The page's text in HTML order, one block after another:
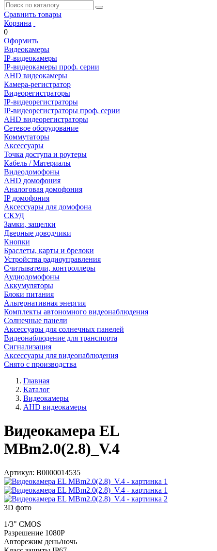
Сравнить товары
Корзина
0
Оформить
Видеокамеры
IP-видеокамеры
IP-видеокамеры проф. серии
AHD видеокамеры
Камера-регистратор
Видеорегистраторы
IP-видеорегистраторы
IP-видеорегистраторы проф. серии
AHD видеорегистраторы
Сетевое оборудование
Коммутаторы
Аксессуары
Точка доступа и роутеры
Кабель / Материалы
Видеодомофоны
AHD домофония
Аналоговая домофония
IP домофония
Аксессуары для домофона
СКУД
Замки, защелки
Дверные доводчики
Кнопки
Браслеты, карты и брелоки
Устройства радиоуправления
Считыватели, контроллеры
Аудиодомофоны
Аккумуляторы
Блоки питания
Альтернативная энергия
Комплекты автономного видеонаблюдения
Солнечные панели
Аксессуары для солнечных панелей
Видеонаблюдение для транспорта
Сигнализация
Аксессуары для видеонаблюдения
Снято с производства
Главная
Каталог
Видеокамеры
AHD видеокамеры
Видеокамера EL
MBm2.0(2.8)_V.4
Артикул: В0000014535
3D фото
1/3" CMOS
Разрешение 1080P
Авторежим день/ночь